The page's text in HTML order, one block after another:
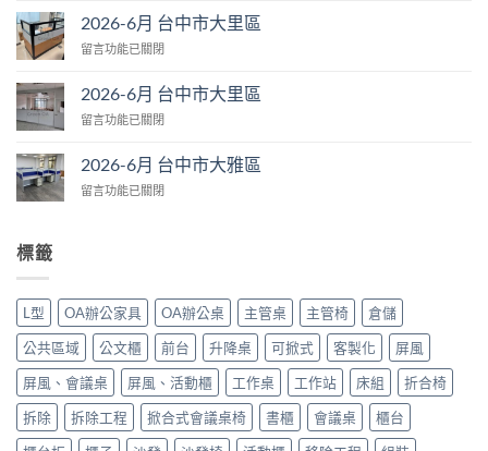
市
肚
中
月
台
市
里
中
2026-6月 台中市大里區
在
月
台
市
里
留言功能已關閉
2026-6月 台中市大里區
在
月
台
中
留言功能已關閉
2026-6月 台中市大雅區
在
市
大
雅
區〉
中
留言功能已關閉
標籤
L型 OA辦公家具 OA辦公桌 主管桌 主管椅
倉儲
公共區域
公文櫃 前台 升降桌 可掀式 客製化
屏風
屏風、會議桌
屏風、活動櫃 工作桌 工作站 床組
折合椅
拆除
拆除工程 掀合式會議桌椅 書櫃 會議桌
櫃台